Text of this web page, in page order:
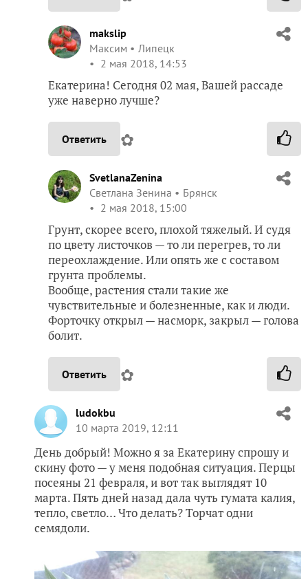
makslip
Максим
Липецк
2 мая 2018, 14:53
Екатерина! Сегодня 02 мая, Вашей рассаде
уже наверно лучше?
Ответить ✿
SvetlanaZenina
Светлана Зенина
Брянск
2 мая 2018, 15:00
Грунт, скорее всего, плохой тяжелый. И судя
по цвету листочков — то ли перегрев, то ли
переохлаждение. Или опять же с составом
грунта проблемы.
Вообще, растения стали такие же
чувствительные и болезненные, как и люди.
Форточку открыл — насморк, закрыл — голова
болит.
Ответить ✿
ludokbu
10 марта 2019, 12:11
День добрый! Можно я за Екатерину спрошу и
скину фото — у меня подобная ситуация. Перцы
посеяны 21 февраля, и вот так выглядят 10
марта. Пять дней назад дала чуть гумата калия,
тепло, светло… Что делать? Торчат одни
семядоли.